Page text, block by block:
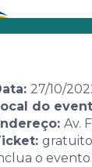
de
27/10/
do
Av.
gratuito
o